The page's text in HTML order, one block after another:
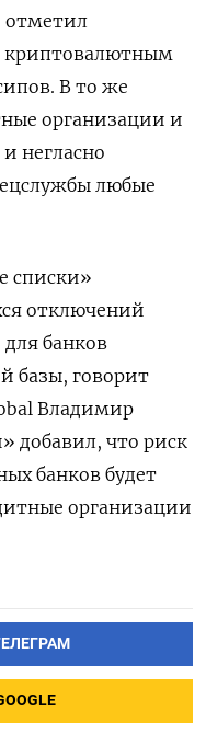
отметил
криптовалютным
В то же
организации и
негласно
любые
списки»
отключений
банков
базы, говорит
Владимир
добавил, что риск
банков будет
организации